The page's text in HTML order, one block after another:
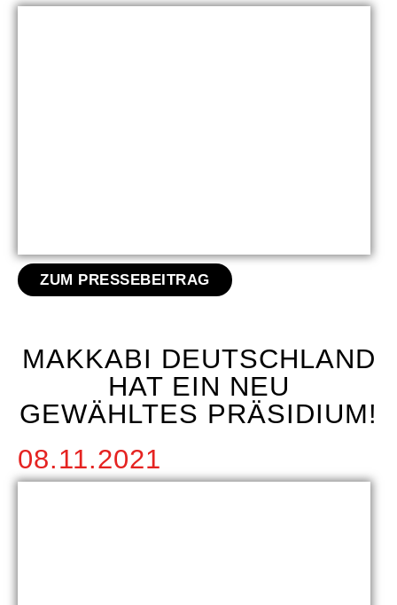
ZUM PRESSEBEITRAG
MAKKABI DEUTSCHLAND
HAT EIN NEU
GEWÄHLTES PRÄSIDIUM!
08.11.2021